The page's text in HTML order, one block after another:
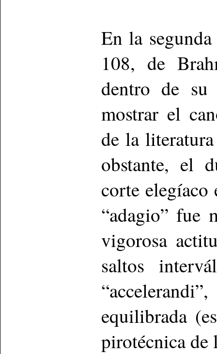
En la
108, de
dentro de su
mostrar el
de la
obstante, el
corte
“adagio” fue
vigorosa
saltos
equilibrada
pirotécnica de